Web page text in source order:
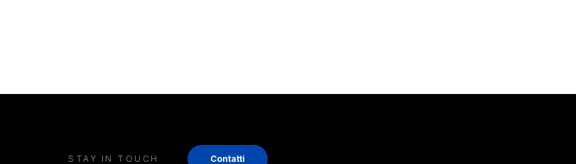
STAY IN TOUCH Contatti